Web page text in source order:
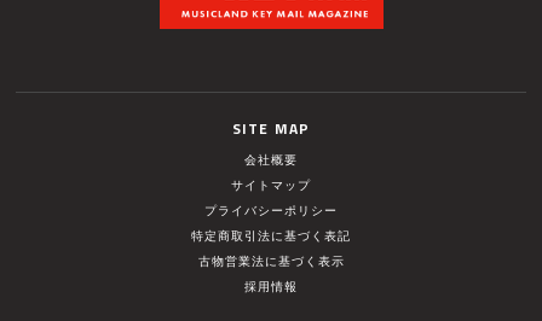
SITE MAP
会社概要
サイトマップ
プライバシーポリシー
特定商取引法に基づく表記
古物営業法に基づく表示
採用情報